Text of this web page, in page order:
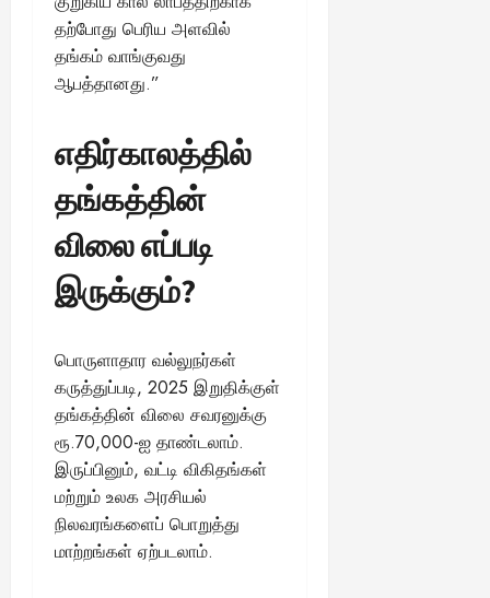
தற்போது பெரிய அளவில்
தங்கம் வாங்குவது
ஆபத்தானது.”
எதிர்காலத்தில்
தங்கத்தின்
விலை எப்படி
இருக்கும்?
பொருளாதார வல்லுநர்கள்
கருத்துப்படி, 2025 இறுதிக்குள்
தங்கத்தின் விலை சவரனுக்கு
ரூ.70,000-ஐ தாண்டலாம்.
இருப்பினும், வட்டி விகிதங்கள்
மற்றும் உலக அரசியல்
நிலவரங்களைப் பொறுத்து
மாற்றங்கள் ஏற்படலாம்.